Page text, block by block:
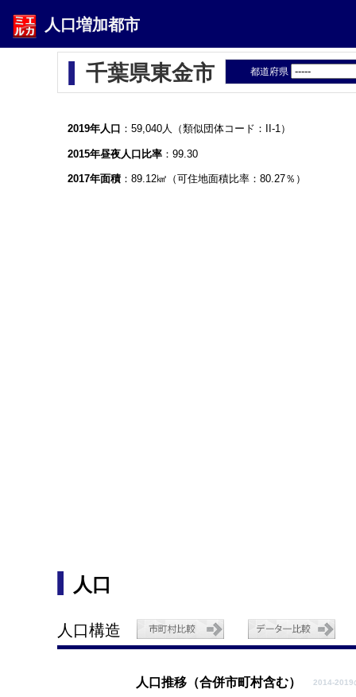
人口増加都市
千葉県東金市 都道府県
2019年人口 ：59,040人（類似団体コード：II-1）
2015年昼夜人口比率 ：99.30
2017年面積：89.12㎢（可住地面積比率：80.27％）
人口
人口構造
人口推移（合併市町村含む） 2014-2019